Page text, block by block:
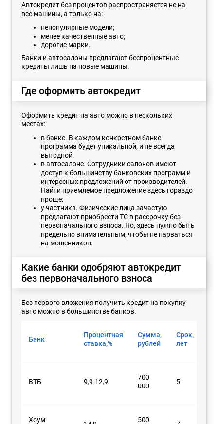
Автокредит без процентов распространяется не на
все машины, а только на:
непопулярные модели;
менее качественные авто;
дорогие марки.
Банки и автосалоны предлагают беспроцентные
кредиты лишь на новые машины.
Где оформить автокредит
Оформить кредит на авто можно в нескольких
местах:
в банке. В каждом конкретном банке
программа будет уникальной, и не всегда
выгодной;
в автосалоне. Сотрудники салонов имеют
доступ к большинству банковских программ и
интересных предложений от производителей.
Найти приемлемое предложение здесь гораздо
проще;
у частника. Физические лица зачастую
предлагают приобрести ТС в рассрочку без
первоначального взноса. Но, здесь нужно быть
предельно внимательным, чтобы не нарваться
на мошенников.
Какие банки одобряют автокредит
без первоначального взноса
Без первого вложения получить кредит на покупку
авто можно в большинстве банков.
Банк
Процентная
ставка,%
Сумма,
рублей
Срок,
лет
ВТБ 9,9-12,9
700
000
5
Хоум 500